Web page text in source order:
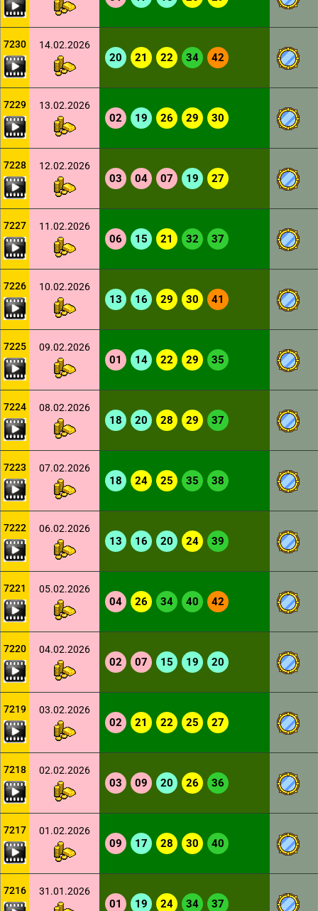
7230 14.02.2026
20 21 22 34 42
7229 13.02.2026
02 19 26 29 30
7228 12.02.2026
03 04 07 19 27
7227 11.02.2026
06 15 21 32 37
7226 10.02.2026
13 16 29 30 41
7225 09.02.2026
01 14 22 29 35
7224 08.02.2026
18 20 28 29 37
7223 07.02.2026
18 24 25 35 38
7222 06.02.2026
13 16 20 24 39
7221 05.02.2026
04 26 34 40 42
7220 04.02.2026
02 07 15 19 20
7219 03.02.2026
02 21 22 25 27
7218 02.02.2026
03 09 20 26 36
7217 01.02.2026
09 17 28 30 40
7216 31.01.2026
01 19 24 34 37